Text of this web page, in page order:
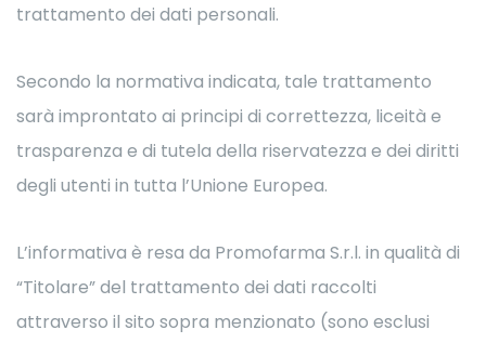
trattamento dei dati personali.
Secondo la normativa indicata, tale trattamento
sarà improntato ai principi di correttezza, liceità e
trasparenza e di tutela della riservatezza e dei diritti
degli utenti in tutta l’Unione Europea.
L’informativa è resa da Promofarma S.r.l. in qualità di
“Titolare” del trattamento dei dati raccolti
attraverso il sito sopra menzionato (sono esclusi